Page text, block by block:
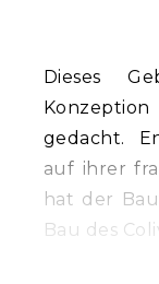
Dieses
gedacht.
auf ihrer
hat der
Bau des